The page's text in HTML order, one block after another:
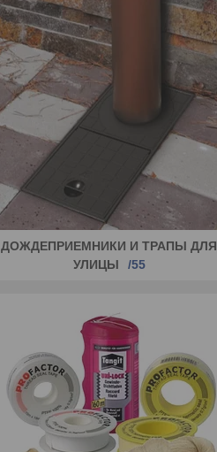
ДОЖДЕПРИЕМНИКИ И ТРАПЫ ДЛЯ
УЛИЦЫ
55